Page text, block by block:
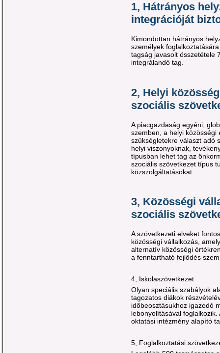
1, Hátrányos
integrációját
Kimondottan hátrányos
személyek
tagság javasolt összetétele
integrálandó tag.
2, Helyi
szociális
A piacgazdaság egyéni,
szemben, a helyi közösségi
szükségletekre választ adó
helyi viszonyoknak,
típusban lehet tag az
szociális szövetkezet típus
közszolgáltatásokat.
3, Közösségi
szociális
A szövetkezeti elveket
közösségi vállalkozás,
alternatív közösségi
a fenntartható fejlődés
4, Iskolaszövetkezet
Olyan speciális szabályok
tagozatos diákok
időbeosztásukhoz igazodó
lebonyolításával
oktatási intézmény alapító
5, Foglalkoztatási